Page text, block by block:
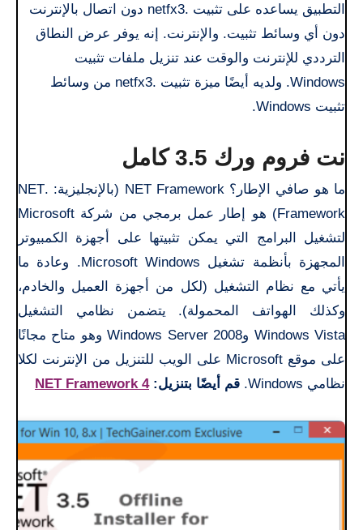
التطبيق يساعده على تثبيت .netfx3 دون اتصال بالإنترنت
دون أي وسائط تثبيت. والإنترنت. إنه يوفر عرض النطاق
الترددي للإنترنت والوقت عند تنزيل ملفات تثبيت
Windows. ولديه أيضًا ميزة تثبيت .netfx3 من وسائط
تثبيت Windows.
نت فروم ورك 3.5 كامل
ما هو صافي الإطار؟ NET Framework (بالإنجليزية: .NET
Framework) هو إطار عمل برمجي من شركة Microsoft
لتشغيل البرامج التي يمكن تثبيتها على أجهزة الكمبيوتر
المجهزة بأنظمة تشغيل Microsoft Windows. وعادة ما
يأتي مع نظام التشغيل (لكل من أجهزة العميل والخادم،
وكذلك الهواتف المحمولة). يتضمن نظامي التشغيل
Windows Vista وWindows Server 2008 وهو متاح مجانًا
على موقع Microsoft على الويب للتنزيل من الإنترنت لكلا
نظامي Windows.
قم أيضًا بتنزيل:NET Framework 4